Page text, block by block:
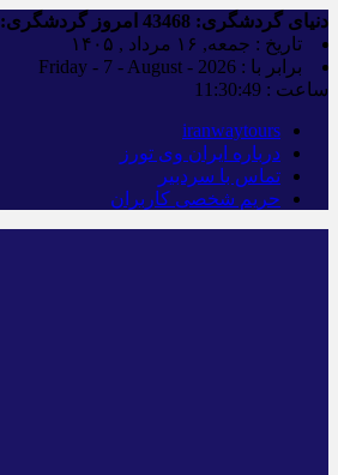
دنیای گردشگری: امروز گردشگری:
تاریخ : جمعه, ۱۶ مرداد , ۱۴۰۵
برابر با : Friday - 7 - August - 2026
ساعت : 11:30:49
iranwaytours
درباره ایران وی تورز
تماس با سردبیر
حریم شخصی کاربران